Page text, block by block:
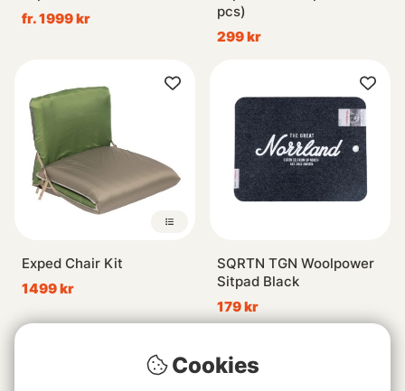
fr. 1999 kr
pcs)
299 kr
Exped Chair Kit
1499 kr
SQRTN TGN Woolpower
Sitpad Black
179 kr
Cookies